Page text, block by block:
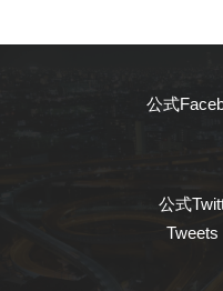
公式
公式
Tweets